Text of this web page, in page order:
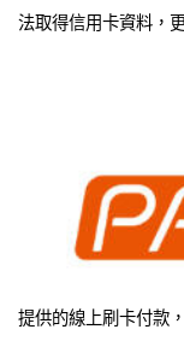
法取得信用卡資料，
提供的線上刷卡付款